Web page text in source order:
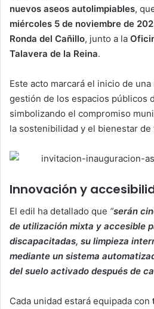
nuevos aseos autolimpiables,
miércoles 5 de noviembre de
Ronda del Cañillo, junto a la
Talavera de la Reina.
Este acto marcará el inicio de
gestión de los espacios públicos
simbolizando el compromiso
la sostenibilidad y el bienestar
Innovación y
El edil ha detallado que “serán
de utilización mixta y accesible
discapacitadas, su limpieza
mediante un sistema
del suelo activado después de
Cada unidad estará equipada con